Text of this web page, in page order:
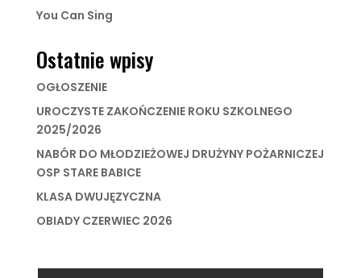
You Can Sing
Ostatnie wpisy
OGŁOSZENIE
UROCZYSTE ZAKOŃCZENIE ROKU SZKOLNEGO
2025/2026
NABÓR DO MŁODZIEŻOWEJ DRUŻYNY POŻARNICZEJ
OSP STARE BABICE
KLASA DWUJĘZYCZNA
OBIADY CZERWIEC 2026